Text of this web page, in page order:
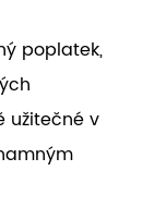
poplatek,
užitečné v